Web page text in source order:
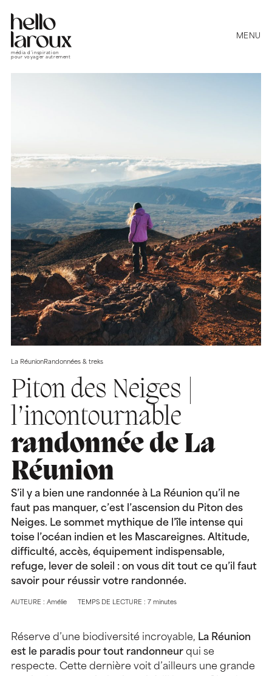
média d’inspiration
pour voyager autrement
MENU
La RéunionRandonnées & treks
Piton des Neiges |
l’incontournable
randonnée de La
Réunion
S’il y a bien une randonnée à La Réunion qu’il ne
faut pas manquer, c’est l’ascension du Piton des
Neiges. Le sommet mythique de l’île intense qui
toise l’océan indien et les Mascareignes. Altitude,
difficulté, accès, équipement indispensable,
refuge, lever de soleil : on vous dit tout ce qu’il faut
savoir pour réussir votre randonnée.
AUTEURE : Amélie TEMPS DE LECTURE : 7 minutes
Réserve d’une biodiversité incroyable, La Réunion
est le paradis pour tout randonneur qui se
respecte. Cette dernière voit d’ailleurs une grande